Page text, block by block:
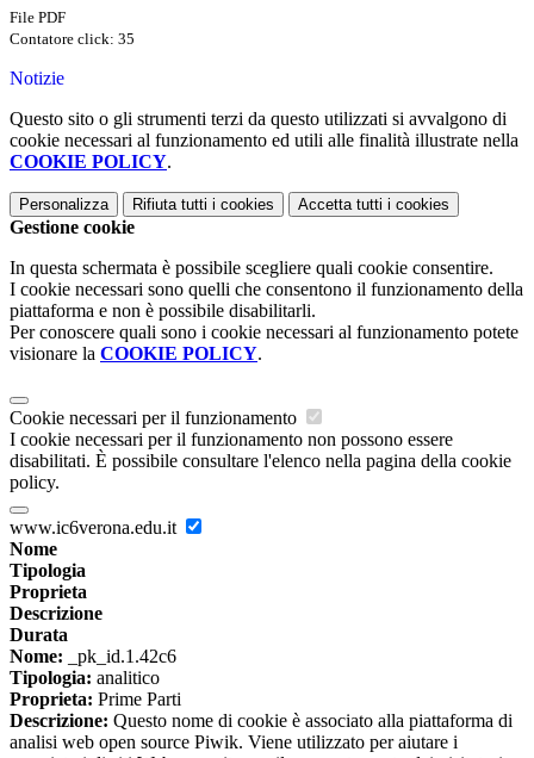
File PDF
Contatore click: 35
Notizie
Questo sito o gli strumenti terzi da questo utilizzati si avvalgono di
cookie necessari al funzionamento ed utili alle finalità illustrate nella
COOKIE POLICY.
Personalizza Rifiuta tutti i cookies Accetta tutti i cookies
Gestione cookie
In questa schermata è possibile scegliere quali cookie consentire.
I cookie necessari sono quelli che consentono il funzionamento della
piattaforma e non è possibile disabilitarli.
Per conoscere quali sono i cookie necessari al funzionamento potete
visionare la COOKIE POLICY.
Cookie necessari per il funzionamento
I cookie necessari per il funzionamento non possono essere
disabilitati. È possibile consultare l'elenco nella pagina della cookie
policy.
www.ic6verona.edu.it
Nome
Tipologia
Proprieta
Descrizione
Durata
Nome: _pk_id.1.42c6
Tipologia: analitico
Proprieta: Prime Parti
Descrizione: Questo nome di cookie è associato alla piattaforma di
analisi web open source Piwik. Viene utilizzato per aiutare i